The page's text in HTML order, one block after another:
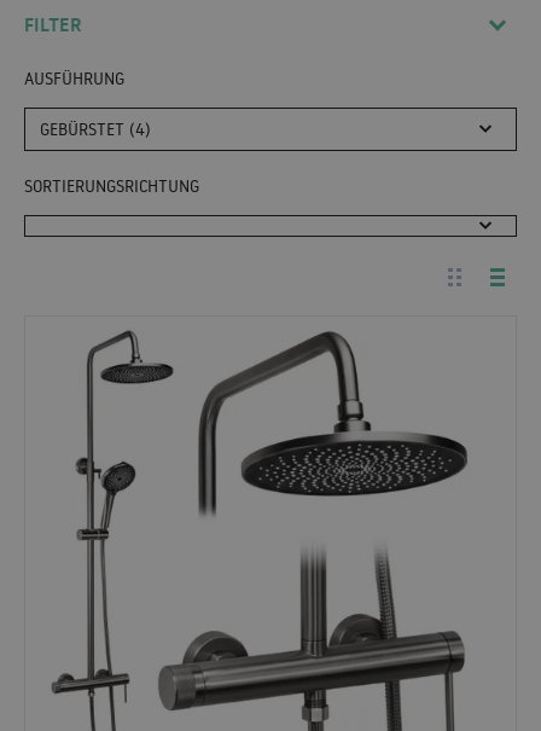
FILTER
AUSFÜHRUNG
GEBÜRSTET (4)
SORTIERUNGSRICHTUNG